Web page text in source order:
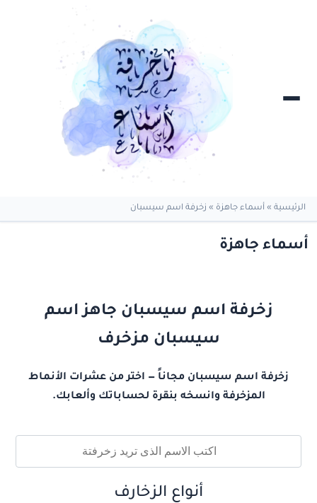
الرئيسية » أسماء جاهزة » زخرفة اسم سيسبان
أسماء جاهزة
زخرفة اسم سيسبان جاهز اسم
سيسبان مزخرف
زخرفة اسم سيسبان مجاناً — اختر من عشرات الأنماط
المزخرفة وانسخه بنقرة لحساباتك وألعابك.
أنواع الزخارف